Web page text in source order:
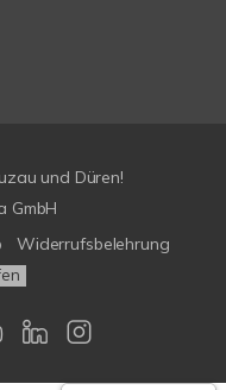
und Düren!
GmbH
Widerrufsbelehrung